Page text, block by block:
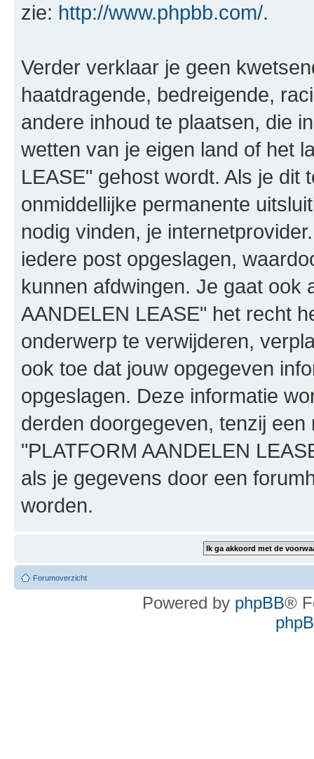
zie: http://www.phpbb.com/.
Verder verklaar je geen
haatdragende, bedreigende,
andere inhoud te plaatsen, die
wetten van je eigen land of het
LEASE" gehost wordt. Als je dit
onmiddellijke permanente
nodig vinden, je
iedere post opgeslagen,
kunnen afdwingen. Je gaat ook
AANDELEN LEASE" het recht
onderwerp te verwijderen,
ook toe dat jouw opgegeven
opgeslagen. Deze informatie
derden doorgegeven, tenzij
"PLATFORM AANDELEN
als je gegevens door een
worden.
Forumoverzicht
Powered by phpBB®